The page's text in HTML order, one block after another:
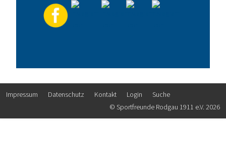
Impressum Datenschutz Kontakt Login
Suche
© Sportfreunde Rodgau 1911 e.V. 2026